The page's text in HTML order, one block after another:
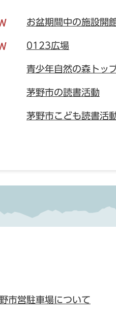
お盆期間中の施設開
0123広場
青少年自然の森トッ
茅野市の読書活動
茅野市こども読書活
市営駐車場について